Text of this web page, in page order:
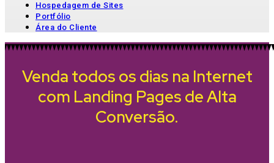
Hospedagem de Sites
Portfólio
Área do Cliente
Venda todos os dias na Internet
com Landing Pages de Alta
Conversão.